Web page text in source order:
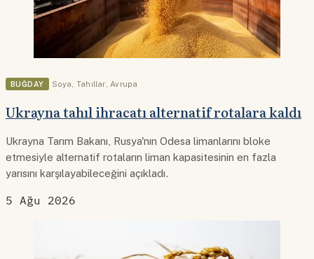
BUĞDAY Soya Tahıllar Avrupa
Ukrayna tahıl ihracatı alternatif rotalara kaldı
Ukrayna Tarım Bakanı, Rusya'nın Odesa limanlarını bloke
etmesiyle alternatif rotaların liman kapasitesinin en fazla
yarısını karşılayabileceğini açıkladı.
5 Ağu 2026